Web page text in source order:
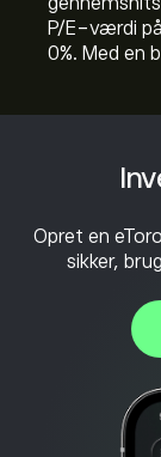
Opret en
sikker,
P/E-værdi
0%. Med en